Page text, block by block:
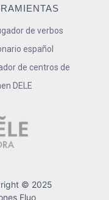
de verbos
español
de centros de
DELE
© 2025
Fluo